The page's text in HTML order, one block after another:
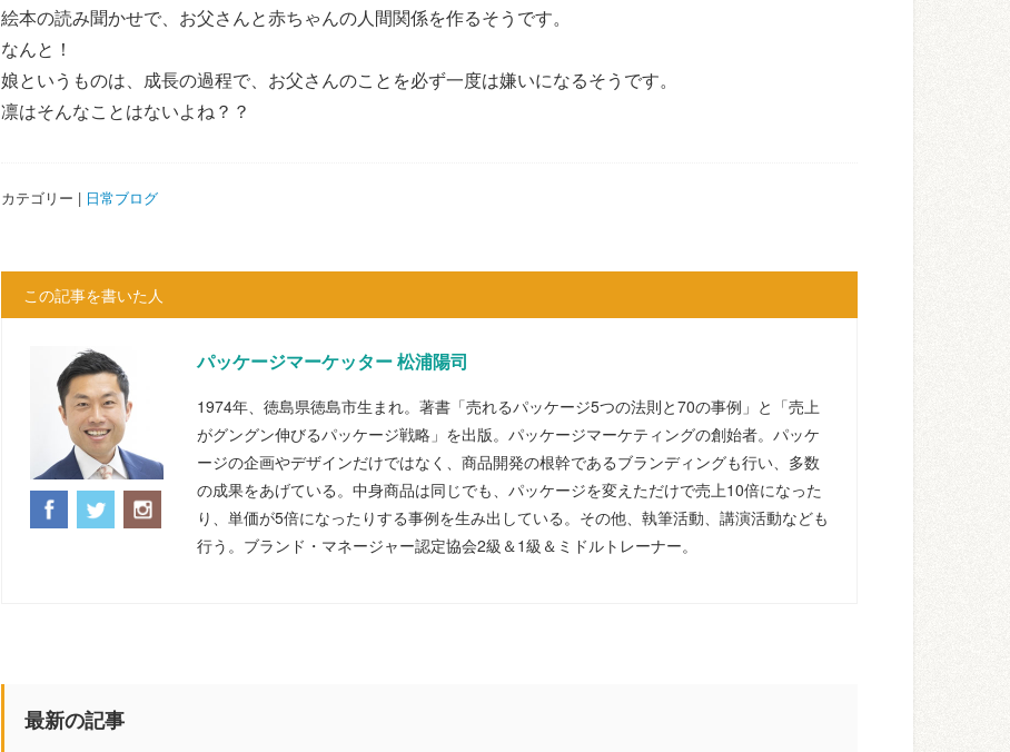
絵本の読み聞かせで、お父さんと赤ちゃんの人間関係を作るそうです。
なんと！
娘というものは、成長の過程で、お父さんのことを必ず一度は嫌いになるそうです。
凛はそんなことはないよね？？
カテゴリー | 日常ブログ
この記事を書いた人
パッケージマーケッター 松浦陽司
1974年、徳島県徳島市生まれ。著書「売れるパッケージ5つの法則と70の事例」と「売上
がグングン伸びるパッケージ戦略」を出版。パッケージマーケティングの創始者。パッケ
ージの企画やデザインだけではなく、商品開発の根幹であるブランディングも行い、多数
の成果をあげている。中身商品は同じでも、パッケージを変えただけで売上10倍になった
り、単価が5倍になったりする事例を生み出している。その他、執筆活動、講演活動なども
行う。ブランド・マネージャー認定協会2級＆1級＆ミドルトレーナー。
最新の記事